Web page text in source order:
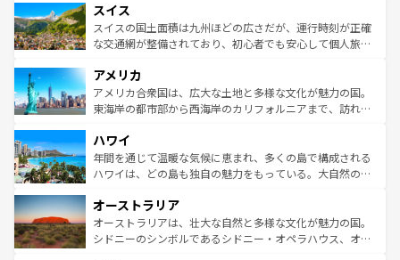
れる地方に足を運ぶとそれぞれで全く異なる文化を体験で
きるだろう。 なお、新着のフランス情報はコンテンツ一覧
を参照してほしい。
は、お酒好きな人にはぜひ体験してほしい。 なお、新着の
ドイツ情報はコンテンツ一覧を参照してほしい。
リアごとに異なる魅力がある。また、優雅なアフタヌーン
ティー、ビール好きにはたまらない英国パブ、サッカー観
戦など、本場だからこそできる体験も豊富。イギリスを旅
ンツ一覧を参照してほしい。
スイス
スイスの国土面積は九州ほどの広さだが、運行時刻が正確
な交通網が整備されており、初心者でも安心して個人旅行
の建物がそのまま残る町や、スイスならではのユニークな
博物館もあり、アルプス観光だけでなく町歩きも満喫する
ことができる。国民の所得が高いため物価も高いが、旅行
ば市内交通費無料で観光を楽しむこともできる。 なお、新
着のスイス情報はコンテンツ一覧 を参照してほしい。
アメリカ
アメリカ合衆国は、広大な土地と多様な文化が魅力の国。
東海岸の都市部から西海岸のカリフォルニアまで、訪れる
のような巨大都市は、観光、ショッピング、エンターテイ
ンメントが詰まった刺激的なスポットだ。一方、アメリカ
西部には大自然が広がり、グランドキャニオンやイエロー
部のニューオーリンズでは、音楽と美食が融合した独特の
文化が魅力。旅行者はアメリカの各地域で異なる魅力を楽
しみながら、その多様性と豊かな歴史を感じることができ
ハワイ
年間を通じて温暖な気候に恵まれ、多くの島で構成される
ハワイは、どの島も独自の魅力をもっている。大自然の神
ワイ島は見逃せない。また、定番の観光地といえばオアフ
島だが、静かな自然を求めるならマウイ島やカウアイ島が
おすすめ。エメラルドグリーンに輝く海をはじめ、豊かな
オーストラリア
オーストラリアは、壮大な自然と多様な文化が魅力の国。
シドニーのシンボルであるシドニー・オペラハウス、オー